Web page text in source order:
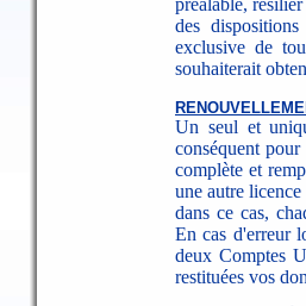
préalable,
des
exclusive de
souhaiterait
Un seul et
conséquent
complète et
une autre
dans ce cas,
En cas d'erreur
deux Comptes
restituées vos